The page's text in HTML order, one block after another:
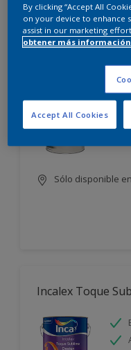
Sólo disponible
Incalex Toque
By clicking “Accept All
on your device to enhance
assist in our marketing
obtener más
Accept All Cookies